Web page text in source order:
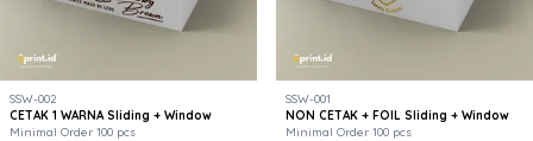
SSW-002
CETAK 1 WARNA Sliding + Window
Minimal Order 100 pcs
SSW-001
NON CETAK + FOIL Sliding + Window
Minimal Order 100 pcs